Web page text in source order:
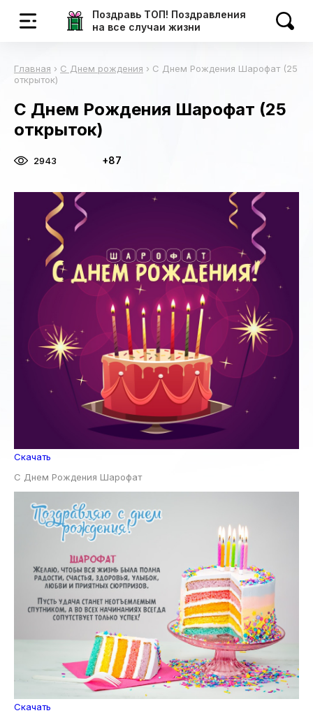
Поздравь ТОП! Поздравления
на все случаи жизни
Главная › С Днем рождения › С Днем Рождения Шарофат (25
открыток)
С Днем Рождения Шарофат (25
открыток)
2943 +87
Скачать
С Днем Рождения Шарофат
Скачать